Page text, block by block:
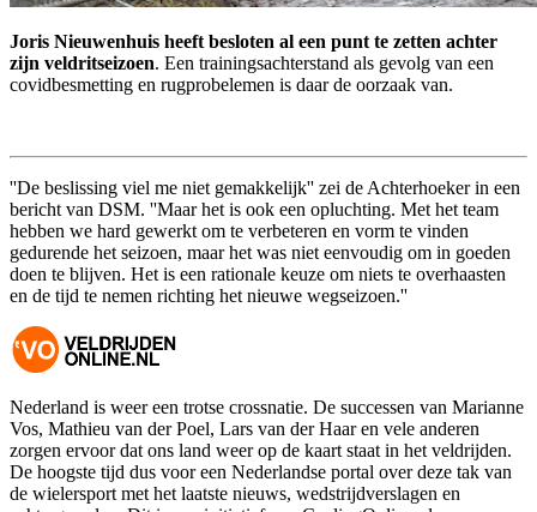
Joris Nieuwenhuis heeft besloten al een punt te zetten achter
zijn veldritseizoen. Een trainingsachterstand als gevolg van een
covidbesmetting en rugprobelemen is daar de oorzaak van.
''De beslissing viel me niet gemakkelijk'' zei de Achterhoeker in een
bericht van DSM. ''Maar het is ook een opluchting. Met het team
hebben we hard gewerkt om te verbeteren en vorm te vinden
gedurende het seizoen, maar het was niet eenvoudig om in goeden
doen te blijven. Het is een rationale keuze om niets te overhaasten
en de tijd te nemen richting het nieuwe wegseizoen.''
Nederland is weer een trotse crossnatie. De successen van Marianne
Vos, Mathieu van der Poel, Lars van der Haar en vele anderen
zorgen ervoor dat ons land weer op de kaart staat in het veldrijden.
De hoogste tijd dus voor een Nederlandse portal over deze tak van
de wielersport met het laatste nieuws, wedstrijdverslagen en